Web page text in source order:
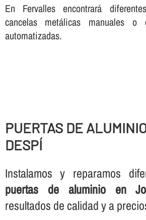
En Fervalles encontrará
cancelas metálicas manuales o
automatizadas.
PUERTAS DE
DESPÍ
Instalamos y reparamos
puertas de aluminio en
resultados de calidad y a